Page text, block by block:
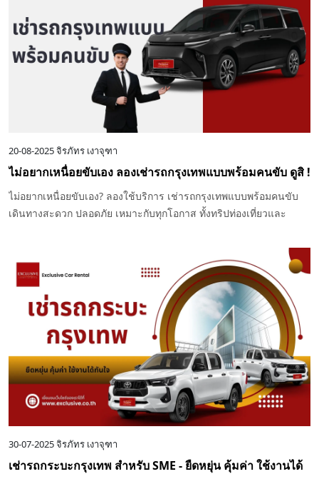
20-08-2025จิรภัทร เงาจุฑา
ไม่อยากเหนื่อยขับเอง ลองเช่ารถกรุงเทพแบบพร้อมคนขับ ดูสิ !
ไม่อยากเหนื่อยขับเอง? ลองใช้บริการ เช่ารถกรุงเทพแบบพร้อมคนขับ
เดินทางสะดวก ปลอดภัย เหมาะกับทุกโอกาส ทั้งทริปท่องเที่ยวและ
30-07-2025จิรภัทร เงาจุฑา
เช่ารถกระบะกรุงเทพ สำหรับ SME - ยืดหยุ่น คุ้มค่า ใช้งานได้